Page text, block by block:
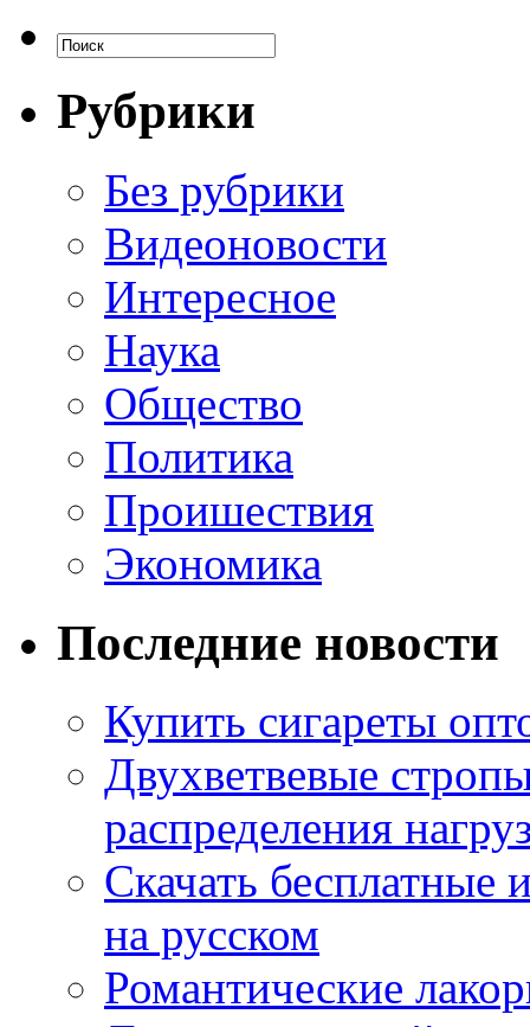
Рубрики
Без рубрики
Видеоновости
Интересное
Наука
Общество
Политика
Проишествия
Экономика
Последние новости
Купить сигареты
Двухветвевые
распределения
Скачать
на русском
Романтические